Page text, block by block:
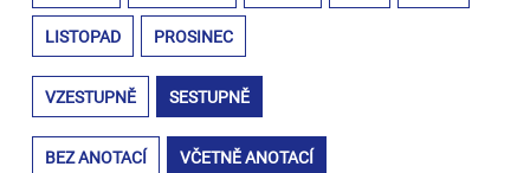
LISTOPAD PROSINEC
VZESTUPNĚ SESTUPNĚ
BEZ ANOTACÍ VČETNĚ ANOTACÍ